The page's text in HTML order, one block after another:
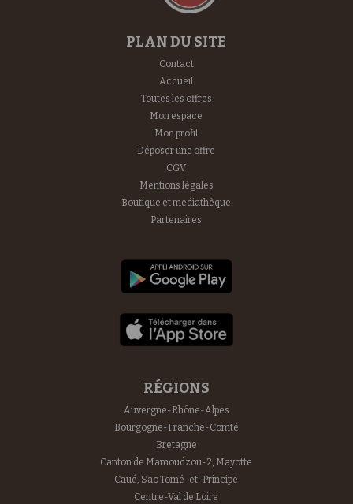
PLAN DU SITE
Contact
Accueil
Toutes les offres
Mon espace
Mon profil
Déposer une offre
CGV
Mentions légales
Boutique et mediathèque
Partenaires
RÉGIONS
Auvergne-Rhône-Alpes
Bourgogne-Franche-Comté
Bretagne
Canton de Mamoudzou-2, Mayotte
Caué, Sao Tomé-et-Principe
Centre-Val de Loire